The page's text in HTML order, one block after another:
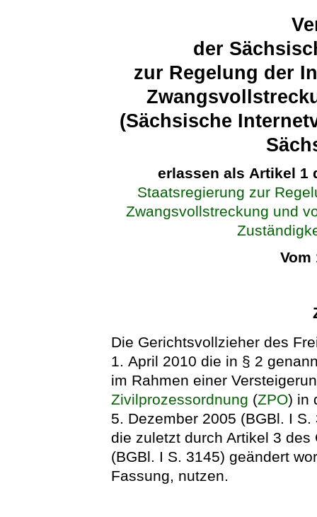
der
zur Regelung der
(Sächsische
erlassen als Artikel 1
Staatsregierung zur
Zwangsvollstreckung und
Vom
Die Gerichtsvollzieher des
1. April 2010 die in § 2
im Rahmen einer
Zivilprozessordnung (ZPO) in
5. Dezember 2005 (BGBl. I
die zuletzt durch Artikel 3
(BGBl. I S. 3145) geändert
Fassung, nutzen.